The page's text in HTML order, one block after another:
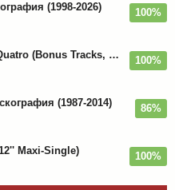
(1998-2026) 100%
Suzi Quatro - Suzi Quatro (Bonus Tracks, Remaster) 1973/2022 100%
(1987-2014) 86%
Maxi-Single) 100%